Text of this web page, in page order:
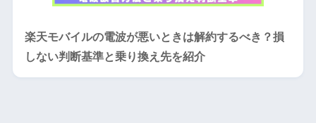
楽天モバイルの電波が悪いときは解約するべき？損
しない判断基準と乗り換え先を紹介